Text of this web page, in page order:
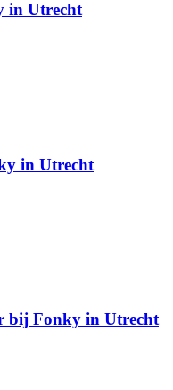
in Utrecht
in Utrecht
bij Fonky in Utrecht